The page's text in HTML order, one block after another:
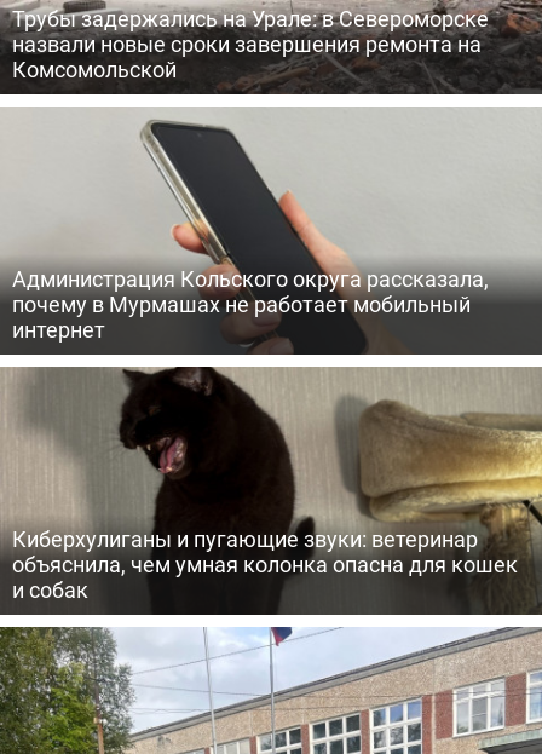
Трубы задержались на Урале: в Североморске
назвали новые сроки завершения ремонта на
Комсомольской
Администрация Кольского округа рассказала,
почему в Мурмашах не работает мобильный
интернет
Киберхулиганы и пугающие звуки: ветеринар
объяснила, чем умная колонка опасна для кошек
и собак